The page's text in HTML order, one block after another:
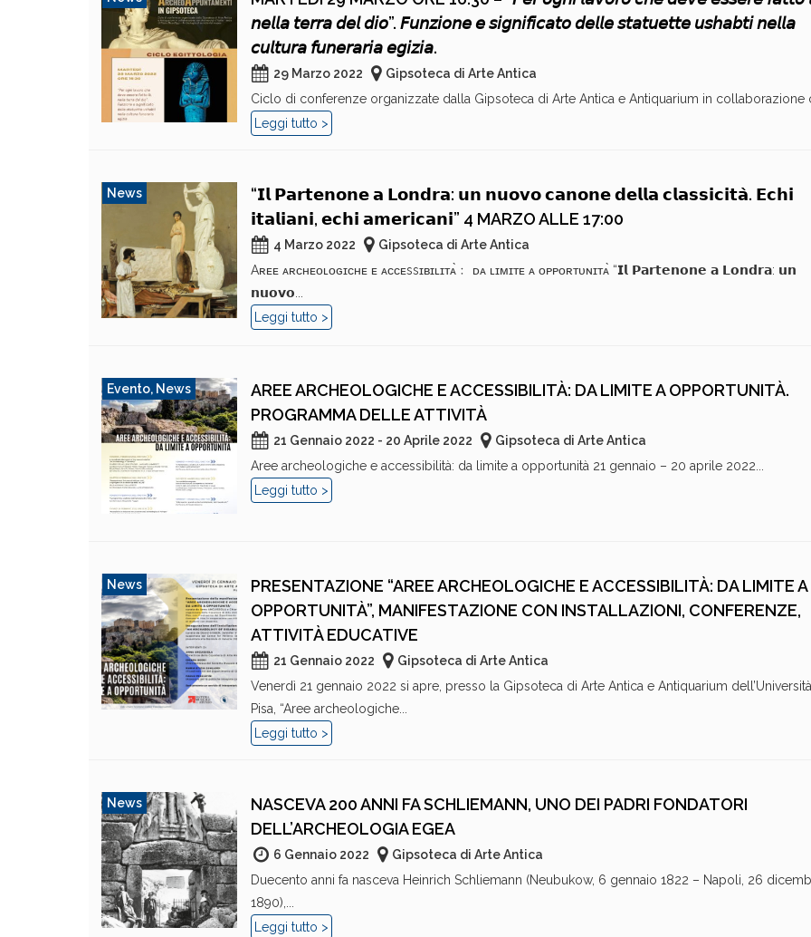
𝘯𝘦𝘭𝘭𝘢 𝘵𝘦𝘳𝘳𝘢 𝘥𝘦𝘭 𝘥𝘪𝘰”. 𝘍𝘶𝘯𝘻𝘪𝘰𝘯𝘦 𝘦 𝘴𝘪𝘨𝘯𝘪𝘧𝘪𝘤𝘢𝘵𝘰 𝘥𝘦𝘭𝘭𝘦 𝘴𝘵𝘢𝘵𝘶𝘦𝘵𝘵𝘦 𝘶𝘴𝘩𝘢𝘣𝘵𝘪 𝘯𝘦𝘭𝘭𝘢
𝘤𝘶𝘭𝘵𝘶𝘳𝘢 𝘧𝘶𝘯𝘦𝘳𝘢𝘳𝘪𝘢 𝘦𝘨𝘪𝘻𝘪𝘢.
29 Marzo 2022
Gipsoteca di Arte Antica
Ciclo di conferenze organizzate dalla Gipsoteca di Arte Antica e Antiquarium in collaborazione
Leggi tutto >
News
“𝗜𝗹 𝗣𝗮𝗿𝘁𝗲𝗻𝗼𝗻𝗲 𝗮 𝗟𝗼𝗻𝗱𝗿𝗮: 𝘂𝗻 𝗻𝘂𝗼𝘃𝗼 𝗰𝗮𝗻𝗼𝗻𝗲 𝗱𝗲𝗹𝗹𝗮 𝗰𝗹𝗮𝘀𝘀𝗶𝗰𝗶𝘁𝗮̀. 𝗘𝗰𝗵𝗶
𝗶𝘁𝗮𝗹𝗶𝗮𝗻𝗶, 𝗲𝗰𝗵𝗶 𝗮𝗺𝗲𝗿𝗶𝗰𝗮𝗻𝗶” 4 MARZO ALLE 17:00
4 Marzo 2022
Gipsoteca di Arte Antica
Aʀᴇᴇ ᴀʀᴄʜᴇᴏʟᴏɢɪᴄʜᴇ ᴇ ᴀᴄᴄᴇssɪʙɪʟɪᴛᴀ̀﹕ ᴅᴀ ʟɪᴍɪᴛᴇ ᴀ ᴏᴘᴘᴏʀᴛᴜɴɪᴛᴀ̀ “𝗜𝗹 𝗣𝗮𝗿𝘁𝗲𝗻𝗼𝗻𝗲 𝗮 𝗟𝗼𝗻𝗱𝗿𝗮: 𝘂𝗻
𝗻𝘂𝗼𝘃𝗼...
Leggi tutto >
Evento, News
AREE ARCHEOLOGICHE E ACCESSIBILITÀ: DA LIMITE A OPPORTUNITÀ.
PROGRAMMA DELLE ATTIVITÀ
21 Gennaio 2022 - 20 Aprile 2022
Gipsoteca di Arte Antica
Aree archeologiche e accessibilità: da limite a opportunità 21 gennaio – 20 aprile 2022...
Leggi tutto >
News
PRESENTAZIONE “AREE ARCHEOLOGICHE E ACCESSIBILITÀ: DA LIMITE A
OPPORTUNITÀ”, MANIFESTAZIONE CON INSTALLAZIONI, CONFERENZE,
ATTIVITÀ EDUCATIVE
21 Gennaio 2022
Gipsoteca di Arte Antica
Venerdì 21 gennaio 2022 si apre, presso la Gipsoteca di Arte Antica e Antiquarium
Pisa, “Aree archeologiche...
Leggi tutto >
News
NASCEVA 200 ANNI FA SCHLIEMANN, UNO DEI PADRI FONDATORI
DELL’ARCHEOLOGIA EGEA
6 Gennaio 2022
Gipsoteca di Arte Antica
Duecento anni fa nasceva Heinrich Schliemann (Neubukow, 6 gennaio 1822 – Napoli, 26
1890),...
Leggi tutto >